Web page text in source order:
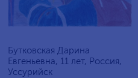
Бутковская Дарина
Евгеньевна, 11 лет, Россия,
Уссурийск